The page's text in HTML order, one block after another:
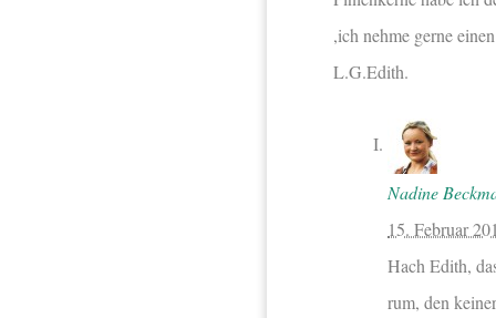
,ich nehme gerne
L.G.Edith.
Nadine
15. Februar
Hach Edith,
rum, den